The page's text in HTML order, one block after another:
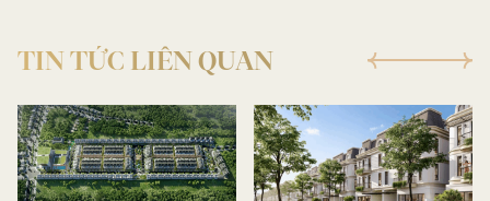
TIN TỨC LIÊN QUAN